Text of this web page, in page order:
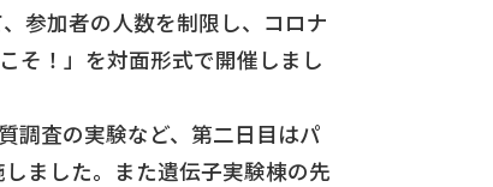
参加者の人数を制限し、コロナ
そ！」を対面形式で開催しまし
調査の実験など、第二日目はパ
ました。また遺伝子実験棟の先